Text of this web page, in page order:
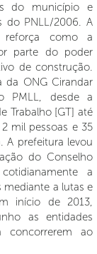
do município e
do PNLL/2006. A
reforça como a
parte do poder
de construção.
da ONG Cirandar
PMLL, desde a
Trabalho [GT] até
mil pessoas e 35
A prefeitura levou
do Conselho
a
mediante a lutas e
início de 2013,
as entidades
concorrerem ao